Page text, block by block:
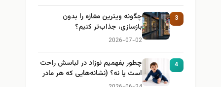
3
چگونه ویترین مغازه را بدون
بازسازی، جذاب‌تر کنیم؟
2026-07-02
4
چطور بفهمیم نوزاد در لباسش راحت
است یا نه؟ (نشانه‌هایی که هر مادر
باید بداند)